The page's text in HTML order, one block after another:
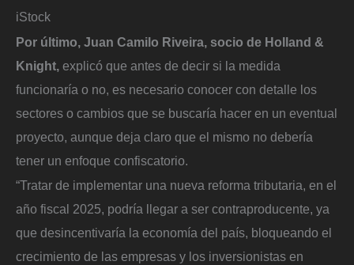
iStock
Por último, Juan Camilo Riveira, socio de Holland &
Knight, explicó que antes de decir si la medida
funcionaría o no, es necesario conocer con detalle los
sectores o cambios que se buscaría hacer en un eventual
proyecto, aunque deja claro que el mismo no debería
tener un enfoque confiscatorio.
“Tratar de implementar una nueva reforma tributaria, en el
año fiscal 2025, podría llegar a ser contraproducente, ya
que desincentivaría la economía del país, bloqueando el
crecimiento de las empresas y los inversionistas en